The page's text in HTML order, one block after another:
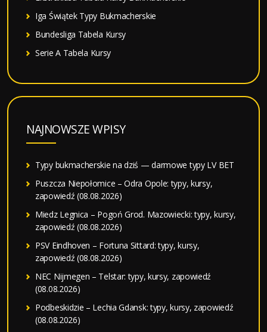
Iga Świątek Typy Bukmacherskie
Bundesliga Tabela Kursy
Serie A Tabela Kursy
NAJNOWSZE WPISY
Typy bukmacherskie na dziś — darmowe typy LV BET
Puszcza Niepołomice – Odra Opole: typy, kursy,
zapowiedź (08.08.2026)
Miedz Legnica – Pogoń Grod. Mazowiecki: typy, kursy,
zapowiedź (08.08.2026)
PSV Eindhoven – Fortuna Sittard: typy, kursy,
zapowiedź (08.08.2026)
NEC Nijmegen – Telstar: typy, kursy, zapowiedź
(08.08.2026)
Podbeskidzie – Lechia Gdansk: typy, kursy, zapowiedź
(08.08.2026)